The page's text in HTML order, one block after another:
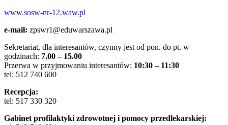
www.sosw-nr-12.waw.pl
e-mail: zpswr1@eduwarszawa.pl
Sekretariat, dla interesantów, czynny jest od pon. do pt. w
godzinach: 7.00 – 15.00
Przerwa w przyjmowaniu interesantów: 10:30 – 11:30
tel: 512 740 600
Recepcja:
tel: 517 330 320
Gabinet profilaktyki zdrowotnej i pomocy przedlekarskiej: